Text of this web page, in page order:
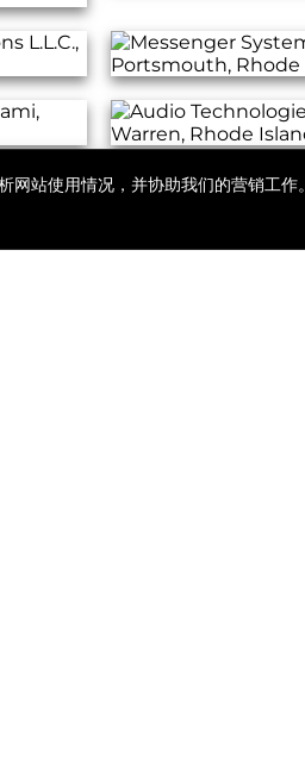
站使用情况，并协助我们的营销工作。